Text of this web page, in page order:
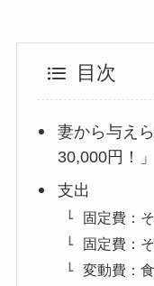
目次
妻から与え
30,000円！」
支出
固定費：
固定費：
変動費：